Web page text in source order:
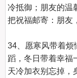
冷抵御；朋友的温
把祝福邮寄：朋友
34、愿寒风带着烦
蹈，冬日带着幸福
天冷加衣别忘掉，